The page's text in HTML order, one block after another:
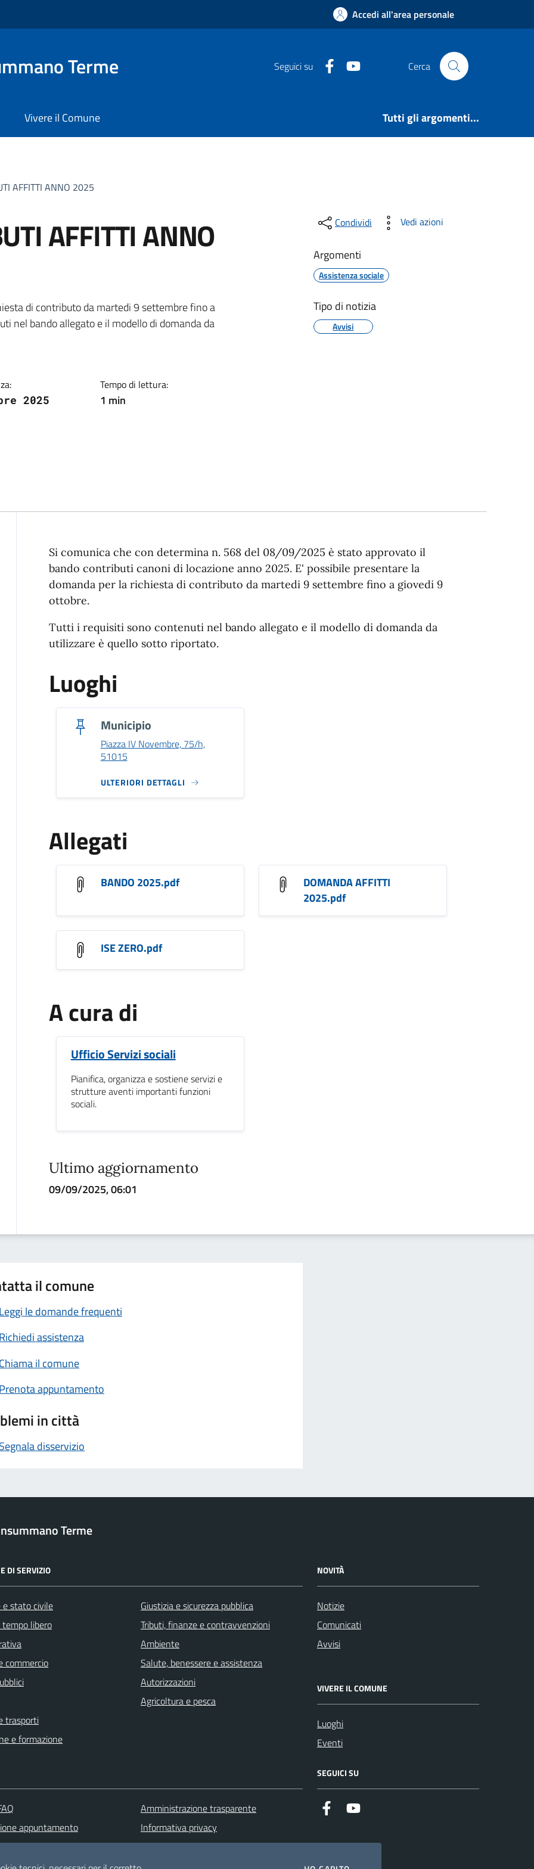
Accedi all'area personale
Terme Seguici su FacebookYouTube Cerca
Vivere il Comune Tutti gli argomenti...
AFFITTI ANNO 2025
AFFITTI ANNO
di contributo da martedi 9 settembre fino a
nel bando allegato e il modello di domanda da
2025
Tempo di lettura:
1 min
Condividi Vedi azioni
Argomenti
Assistenza sociale
Tipo di notizia
Avvisi
Descrizione
Si comunica che con determina n. 568 del 08/09/2025 è stato approvato il
bando contributi canoni di locazione anno 2025. E' possibile presentare la
domanda per la richiesta di contributo da martedi 9 settembre fino a giovedi 9
ottobre.
Tutti i requisiti sono contenuti nel bando allegato e il modello di domanda da
utilizzare è quello sotto riportato.
Luoghi
Municipio
Piazza IV Novembre, 75/h,
51015
ULTERIORI DETTAGLI
Allegati
BANDO 2025.pdf
DOMANDA AFFITTI
2025.pdf
ISE ZERO.pdf
A cura di
Ufficio Servizi sociali
Pianifica, organizza e sostiene servizi e
strutture aventi importanti funzioni
sociali.
Ultimo aggiornamento
09/09/2025, 06:01
il comune
le domande frequenti
assistenza
il comune
appuntamento
in città
disservizio
Terme
DI SERVIZIO
e stato civile
libero
commercio
trasporti
e formazione
Giustizia e sicurezza pubblica
Tributi, finanze e contravvenzioni
Ambiente
Salute, benessere e assistenza
Autorizzazioni
Agricoltura e pesca
NOVITÀ
Notizie
Comunicati
Avvisi
VIVERE IL COMUNE
Luoghi
Eventi
appuntamento
disservizio
Amministrazione trasparente
Informativa privacy
Note legali
Dichiarazione di accessibilità
SEGUICI SU
FacebookYouTube